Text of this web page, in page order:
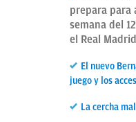
prepara para
semana del
el Real
El nuevo
juego y los
La cercha